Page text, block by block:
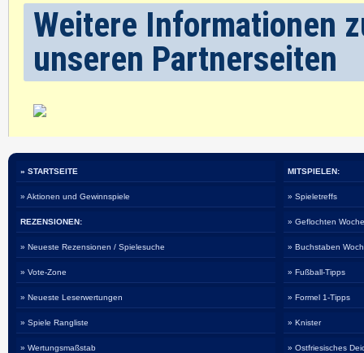
Weitere Informationen
unseren Partnerseiten
» STARTSEITE
» Aktionen und Gewinnspiele
REZENSIONEN:
» Neueste Rezensionen / Spielesuche
» Vote-Zone
» Neueste Leserwertungen
» Spiele Rangliste
» Wertungsmaßstab
MITSPIELEN:
» Spieletreffs
» Geflochten
» Buchstaben
» Fußball-Tipps
» Formel 1-Tipps
» Knister
» Ostfriesisches